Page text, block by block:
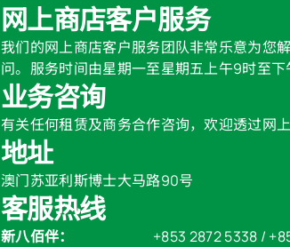
网上商店客户服务
我们的网上商店客户服务团队非常乐意为您
问。服务时间由星期一至星期五上午9时至下
业务咨询
有关任何租赁及商务合作咨询，欢迎透过网上
地址
澳门苏亚利斯博士大马路90号
客服热线
新八佰伴：
+853 2872 5338 /